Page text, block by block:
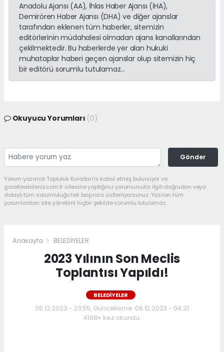
Anadolu Ajansı (AA), İhlas Haber Ajansı (İHA),
Demirören Haber Ajansı (DHA) ve diğer ajanslar
tarafından eklenen tüm haberler, sitemizin
editörlerinin müdahalesi olmadan ajans kanallarından
çekilmektedir. Bu haberlerde yer alan hukuki
muhataplar haberi geçen ajanslar olup sitemizin hiç
bir editörü sorumlu tutulamaz...
Okuyucu Yorumları (0)
Gönder
Yorum yazarak Topluluk Kuralları’nı kabul etmiş bulunuyor ve
gazeteakdeniz.com.tr sitesine yaptığınız yorumunuzla ilgili doğrudan veya
dolaylı tüm sorumluluğu tek başınıza üstleniyorsunuz. Yazılan tüm
yorumlardan site yönetimi hiçbir şekilde sorumlu tutulamaz.
Anasayfa BELEDİYELER
2023 Yılının Son Meclis
Toplantısı Yapıldı!
BELEDİYELER
05.12.2023 - 23:55, Güncelleme: 08.12.2023 - 04:21
4198+ kez okundu.